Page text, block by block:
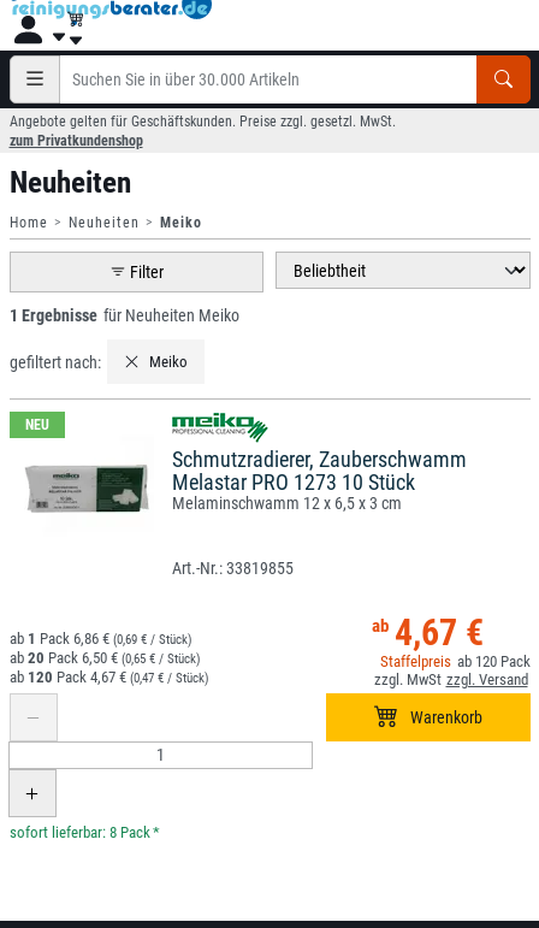
Angebote gelten für Geschäftskunden. Preise zzgl. gesetzl. MwSt.
zum Privatkundenshop
Neuheiten
Home Neuheiten Meiko
Filter
1 Ergebnisse für Neuheiten Meiko
gefiltert nach: Meiko
NEU
Schmutzradierer, Zauberschwamm
Melastar PRO 1273 10 Stück
Melaminschwamm 12 x 6,5 x 3 cm
33819855
4,67 €
120
1 6,86 € (0,69 € / Stück)
20 6,50 € (0,65 € / Stück)
120 4,67 € (0,47 € / Stück)
*